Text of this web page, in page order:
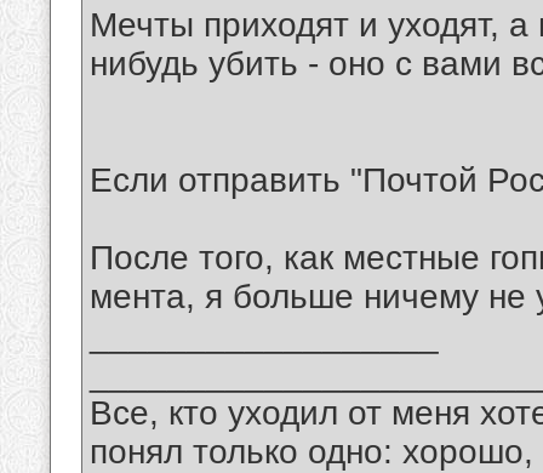
Мечты приходят и уходят,
нибудь убить - оно с вами
Если отправить "Почтой
После того, как местные
мента, я больше ничему не
Все, кто уходил от меня
понял только одно: